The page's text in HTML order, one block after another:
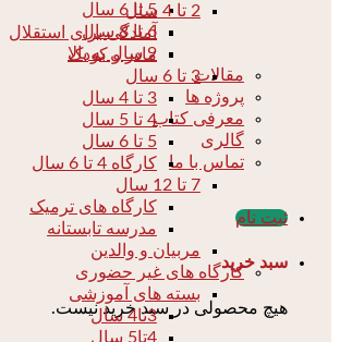
5 تا 6 سال
6 تا 8 سال
9 سال به بالا
مقالات
پروژه ها
معرفی کتاب
گالری
تماس با ما
ثبت نام
سبد خرید
هیچ محصولی در سبد خرید نیست.
2 تا 4 سال
آمادگی برای استقلال
مادر و کودک
3 تا 6 سال
3 تا 4 سال
4 تا 5 سال
5 تا 6 سال
کارگاه 4 تا 6 سال
7 تا 12 سال
کارگاه های ترمیک
مدرسه تابستانه
مربیان و والدین
کارگاه های غیر حضوری
بسته های آموزشی
3تا4 سال
4تا5 سال